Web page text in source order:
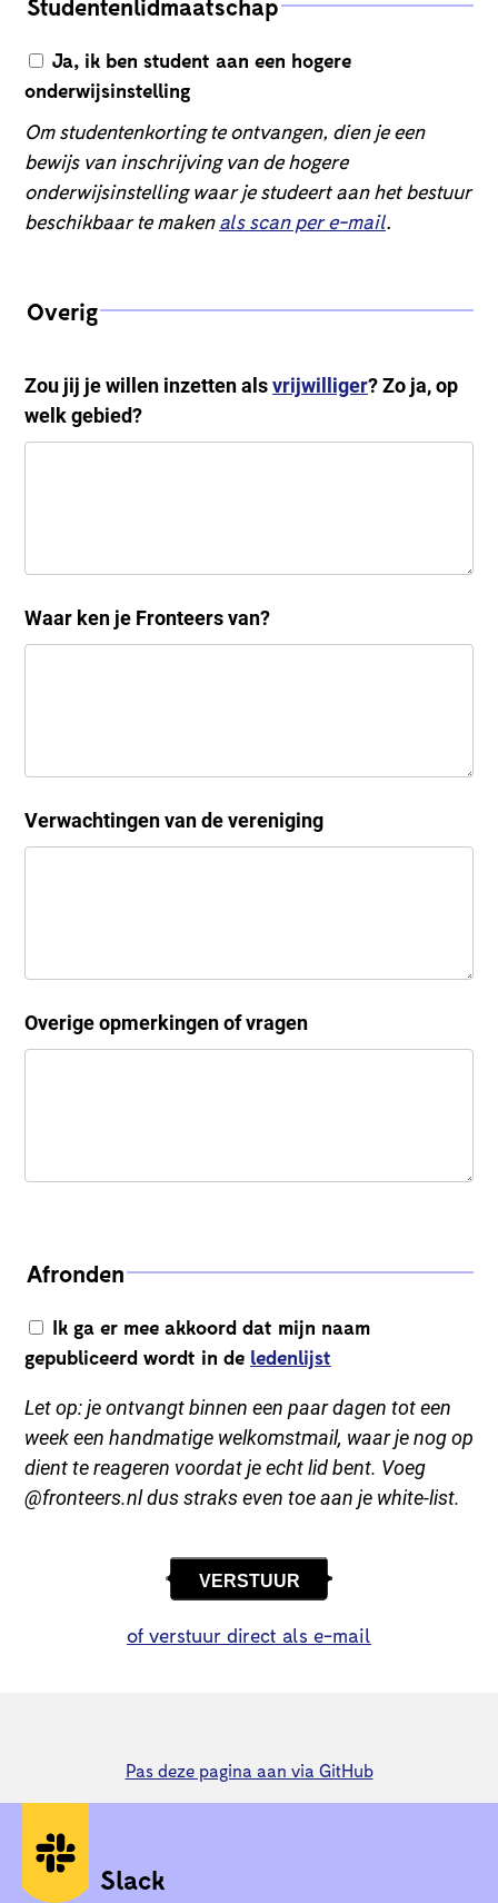
Ja, ik ben student aan een hogere
onderwijsinstelling
Om studentenkorting te ontvangen, dien je een
bewijs van inschrijving van de hogere
onderwijsinstelling waar je studeert aan het bestuur
beschikbaar te makenals scan per e-mail.
Overig
Zou jij je willen inzetten alsvrijwilliger? Zo ja, op
welk gebied?
Waar ken je Fronteers van?
Verwachtingen van de vereniging
Overige opmerkingen of vragen
Afronden
Ik ga er mee akkoord dat mijn naam
gepubliceerd wordt in de ledenlijst
Let op: je ontvangt binnen een paar dagen tot een
week een handmatige welkomstmail, waar je nog op
dient te reageren voordat je echt lid bent. Voeg
@fronteers.nl dus straks even toe aan je white-list.
VERSTUUR
of verstuur direct als e-mail
Pas deze pagina aan via GitHub
Sociale media
Slack